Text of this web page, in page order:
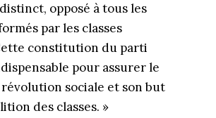
opposé à tous les
par les classes
constitution du parti
pour assurer le
sociale et son but
des classes. »